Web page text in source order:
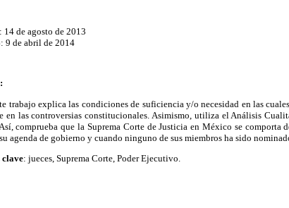
de agosto de 2013
9 de abril de 2014
trabajo explica las condiciones de suficiencia y/o necesidad en las
en las controversias constitucionales. Asimismo, utiliza el Análisis
comprueba que la Suprema Corte de Justicia en México se comporta
agenda de gobierno y cuando ninguno de sus miembros ha sido
clave: jueces, Suprema Corte, Poder Ejecutivo.